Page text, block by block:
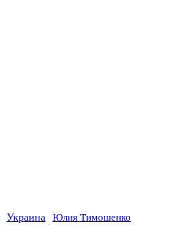
Украина Юлия Тимошенко